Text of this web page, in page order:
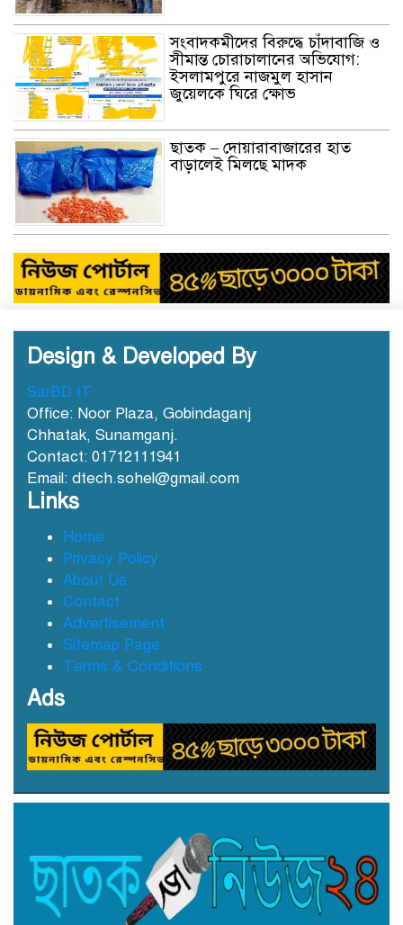
সংবাদকমী‌দের বিরু‌দ্ধে চাঁদাবাজি ও
সীমান্ত চোরাচালানের অভিযোগ:
ইসলামপুরে নাজমুল হাসান
জুয়েলকে ঘিরে ক্ষোভ
ছাতক – দোয়ারাবাজা‌রের হাত
বাড়ালেই মিলছে মাদক
Design & Developed By
SarBD IT
Office: Noor Plaza, Gobindaganj
Chhatak, Sunamganj.
Contact: 01712111941
Email: dtech.sohel@gmail.com
Links
Home
Privacy Policy
About Us
Contact
Advertisement
Sitemap Page
Terms & Conditions
Ads